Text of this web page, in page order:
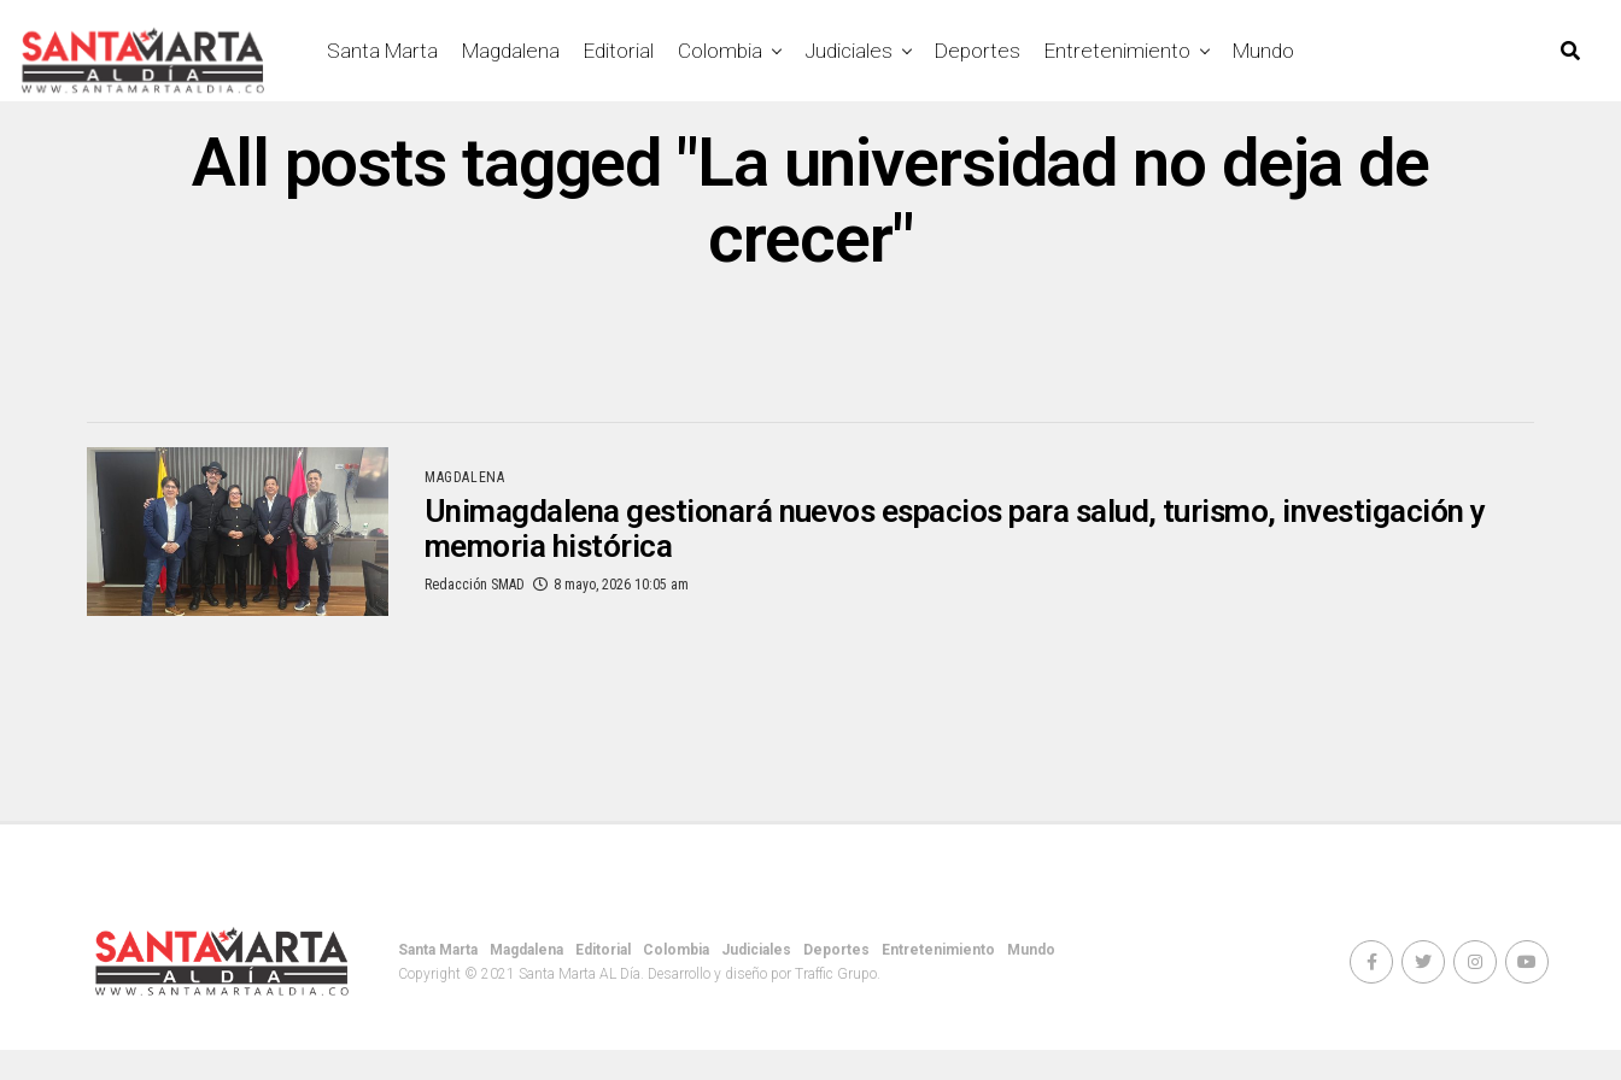
Santa Marta Magdalena Editorial Colombia Judiciales Deportes Entretenimiento Mundo
All posts tagged "La universidad no deja de
crecer"
MAGDALENA
Unimagdalena gestionará nuevos espacios para salud, turismo, investigación y
memoria histórica
Redacción SMAD 8 mayo, 2026 10:05 am
Santa Marta Magdalena Editorial Colombia Judiciales Deportes Entretenimiento
Mundo
Copyright © 2021 Santa Marta AL Día. Desarrollo y diseño por Traffic Grupo.